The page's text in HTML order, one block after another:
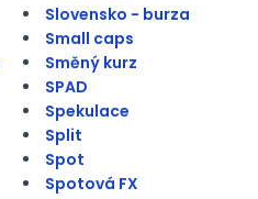
Slovensko - burza
Small caps
Směný kurz
SPAD
Spekulace
Split
Spot
Spotová FX